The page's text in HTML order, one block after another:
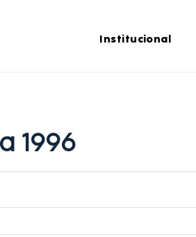
Institucional
1996